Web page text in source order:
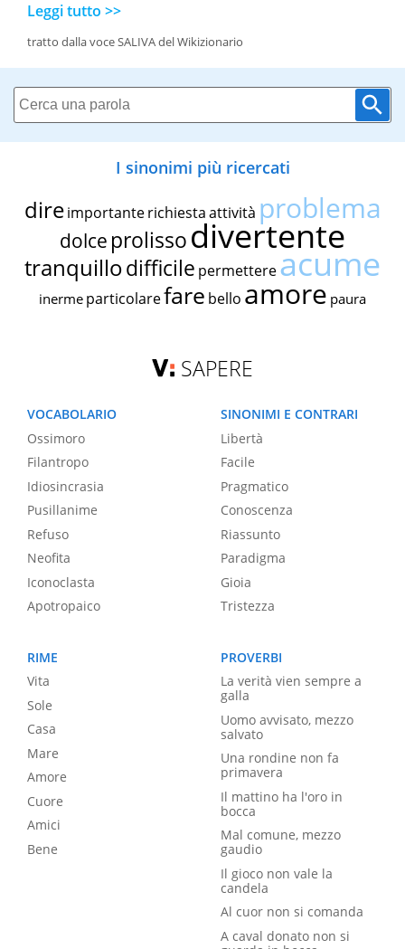
Leggi tutto >>
tratto dalla voce SALIVA del Wikizionario
I sinonimi più ricercati
dire importante richiestaattività problema
dolce prolissodivertente
tranquillodifficile permettereacume
inerme particolarefare bello amore paura
SAPERE
VOCABOLARIO
Ossimoro
Filantropo
Idiosincrasia
Pusillanime
Refuso
Neofita
Iconoclasta
Apotropaico
SINONIMI E CONTRARI
Libertà
Facile
Pragmatico
Conoscenza
Riassunto
Paradigma
Gioia
Tristezza
RIME
Vita
Sole
Casa
Mare
Amore
Cuore
Amici
Bene
PROVERBI
La verità vien sempre a
galla
Uomo avvisato, mezzo
salvato
Una rondine non fa
primavera
Il mattino ha l'oro in
bocca
Mal comune, mezzo
gaudio
Il gioco non vale la
candela
Al cuor non si comanda
A caval donato non si